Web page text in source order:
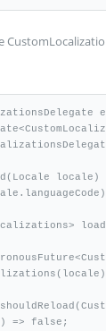
=> false;